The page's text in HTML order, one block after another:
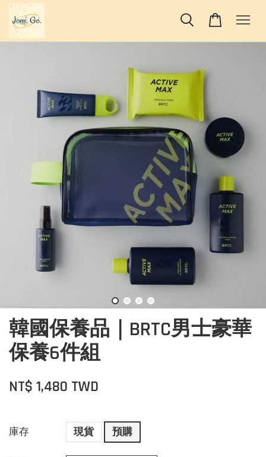
韓國保養品｜BRTC男士豪華
保養6件組
NT$ 1,480 TWD
庫存 現貨 預購